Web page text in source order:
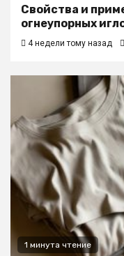
Свойства и
огнеупорных
4 недели тому назад
1 минута чтение